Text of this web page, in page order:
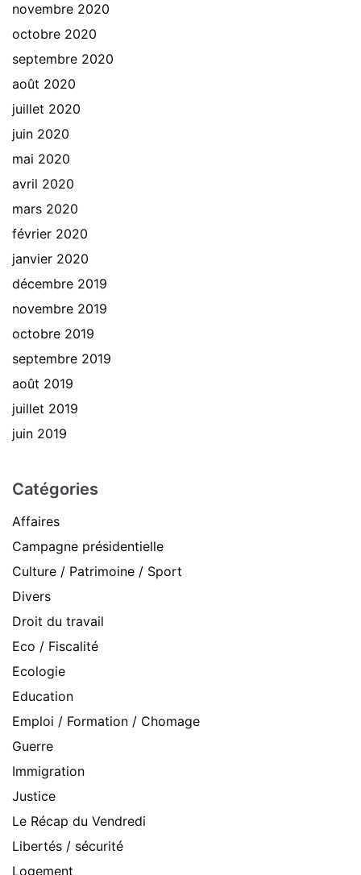
novembre 2020
octobre 2020
septembre 2020
août 2020
juillet 2020
juin 2020
mai 2020
avril 2020
mars 2020
février 2020
janvier 2020
décembre 2019
novembre 2019
octobre 2019
septembre 2019
août 2019
juillet 2019
juin 2019
Catégories
Affaires
Campagne présidentielle
Culture / Patrimoine / Sport
Divers
Droit du travail
Eco / Fiscalité
Ecologie
Education
Emploi / Formation / Chomage
Guerre
Immigration
Justice
Le Récap du Vendredi
Libertés / sécurité
Logement